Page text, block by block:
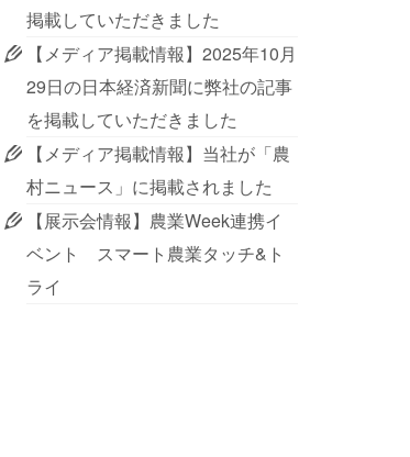
掲載していただきました
【メディア掲載情報】2025年10月
29日の日本経済新聞に弊社の記事
を掲載していただきました
【メディア掲載情報】当社が「農
村ニュース」に掲載されました
【展示会情報】農業Week連携イ
ベント スマート農業タッチ&ト
ライ